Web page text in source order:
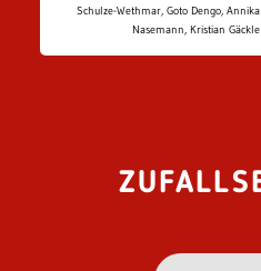
Schulze-Wethmar, Goto Dengo,
Nasemann, Kristian